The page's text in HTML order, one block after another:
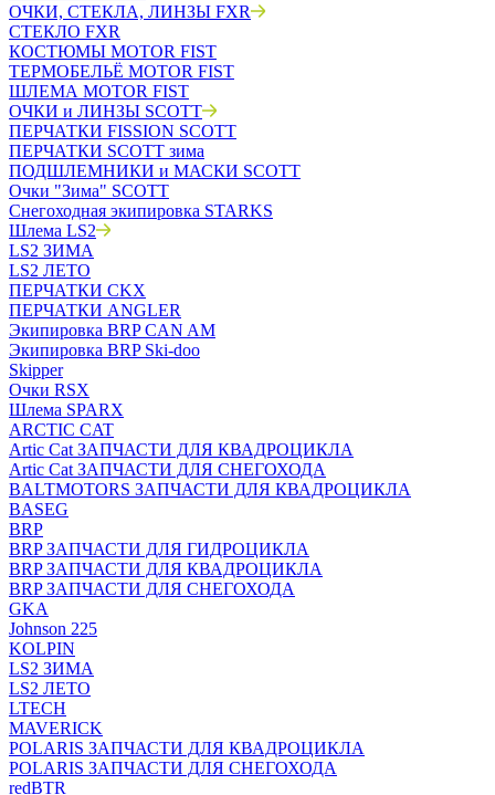
ОЧКИ, СТЕКЛА, ЛИНЗЫ FXR
СТЕКЛО FXR
КОСТЮМЫ MOTOR FIST
ТЕРМОБЕЛЬЁ MOTOR FIST
ШЛЕМА MOTOR FIST
ОЧКИ и ЛИНЗЫ SCOTT
ПЕРЧАТКИ FISSION SCOTT
ПЕРЧАТКИ SCOTT зима
ПОДШЛЕМНИКИ и МАСКИ SCOTT
Очки "Зима" SCOTT
Снегоходная экипировка STARKS
Шлема LS2
LS2 ЗИМА
LS2 ЛЕТО
ПЕРЧАТКИ CKX
ПЕРЧАТКИ ANGLER
Экипировка BRP CAN AM
Экипировка BRP Ski-doo
Skipper
Очки RSX
Шлема SPARX
ARCTIC CAT
Artic Cat ЗАПЧАСТИ ДЛЯ КВАДРОЦИКЛА
Artic Cat ЗАПЧАСТИ ДЛЯ СНЕГОХОДА
BALTMOTORS ЗАПЧАСТИ ДЛЯ КВАДРОЦИКЛА
BASEG
BRP
BRP ЗАПЧАСТИ ДЛЯ ГИДРОЦИКЛА
BRP ЗАПЧАСТИ ДЛЯ КВАДРОЦИКЛА
BRP ЗАПЧАСТИ ДЛЯ СНЕГОХОДА
GKA
Johnson 225
KOLPIN
LS2 ЗИМА
LS2 ЛЕТО
LTECH
MAVERICK
POLARIS ЗАПЧАСТИ ДЛЯ КВАДРОЦИКЛА
POLARIS ЗАПЧАСТИ ДЛЯ СНЕГОХОДА
redBTR